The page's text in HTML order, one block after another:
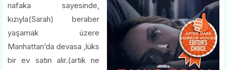
nafaka sayesinde,
kızıyla(Sarah) beraber
yaşamak üzere
Manhattan’da devasa ,lüks
bir ev satın alır.(artık ne